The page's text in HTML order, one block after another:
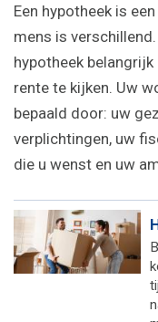
Een hypotheek is
mens is
hypotheek
rente te kijken. Uw
bepaald door: uw
verplichtingen, uw
die u wenst en uw